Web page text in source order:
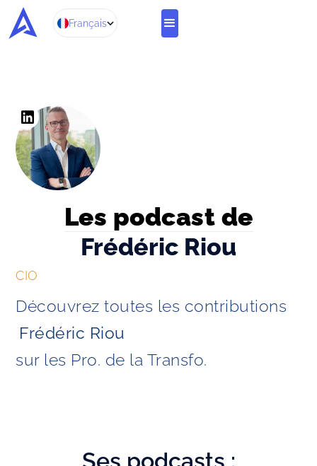
Français
Les podcast de
Frédéric Riou
CIO
Découvrez toutes les contributions
Frédéric Riou
sur les Pro. de la Transfo.
Ses podcasts :